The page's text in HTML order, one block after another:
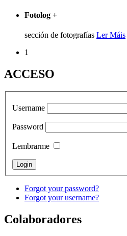
Fotolog +
sección de fotografías Ler Máis
1
ACCESO
Username
Password
Lembrarme
Forgot your password?
Forgot your username?
Colaboradores